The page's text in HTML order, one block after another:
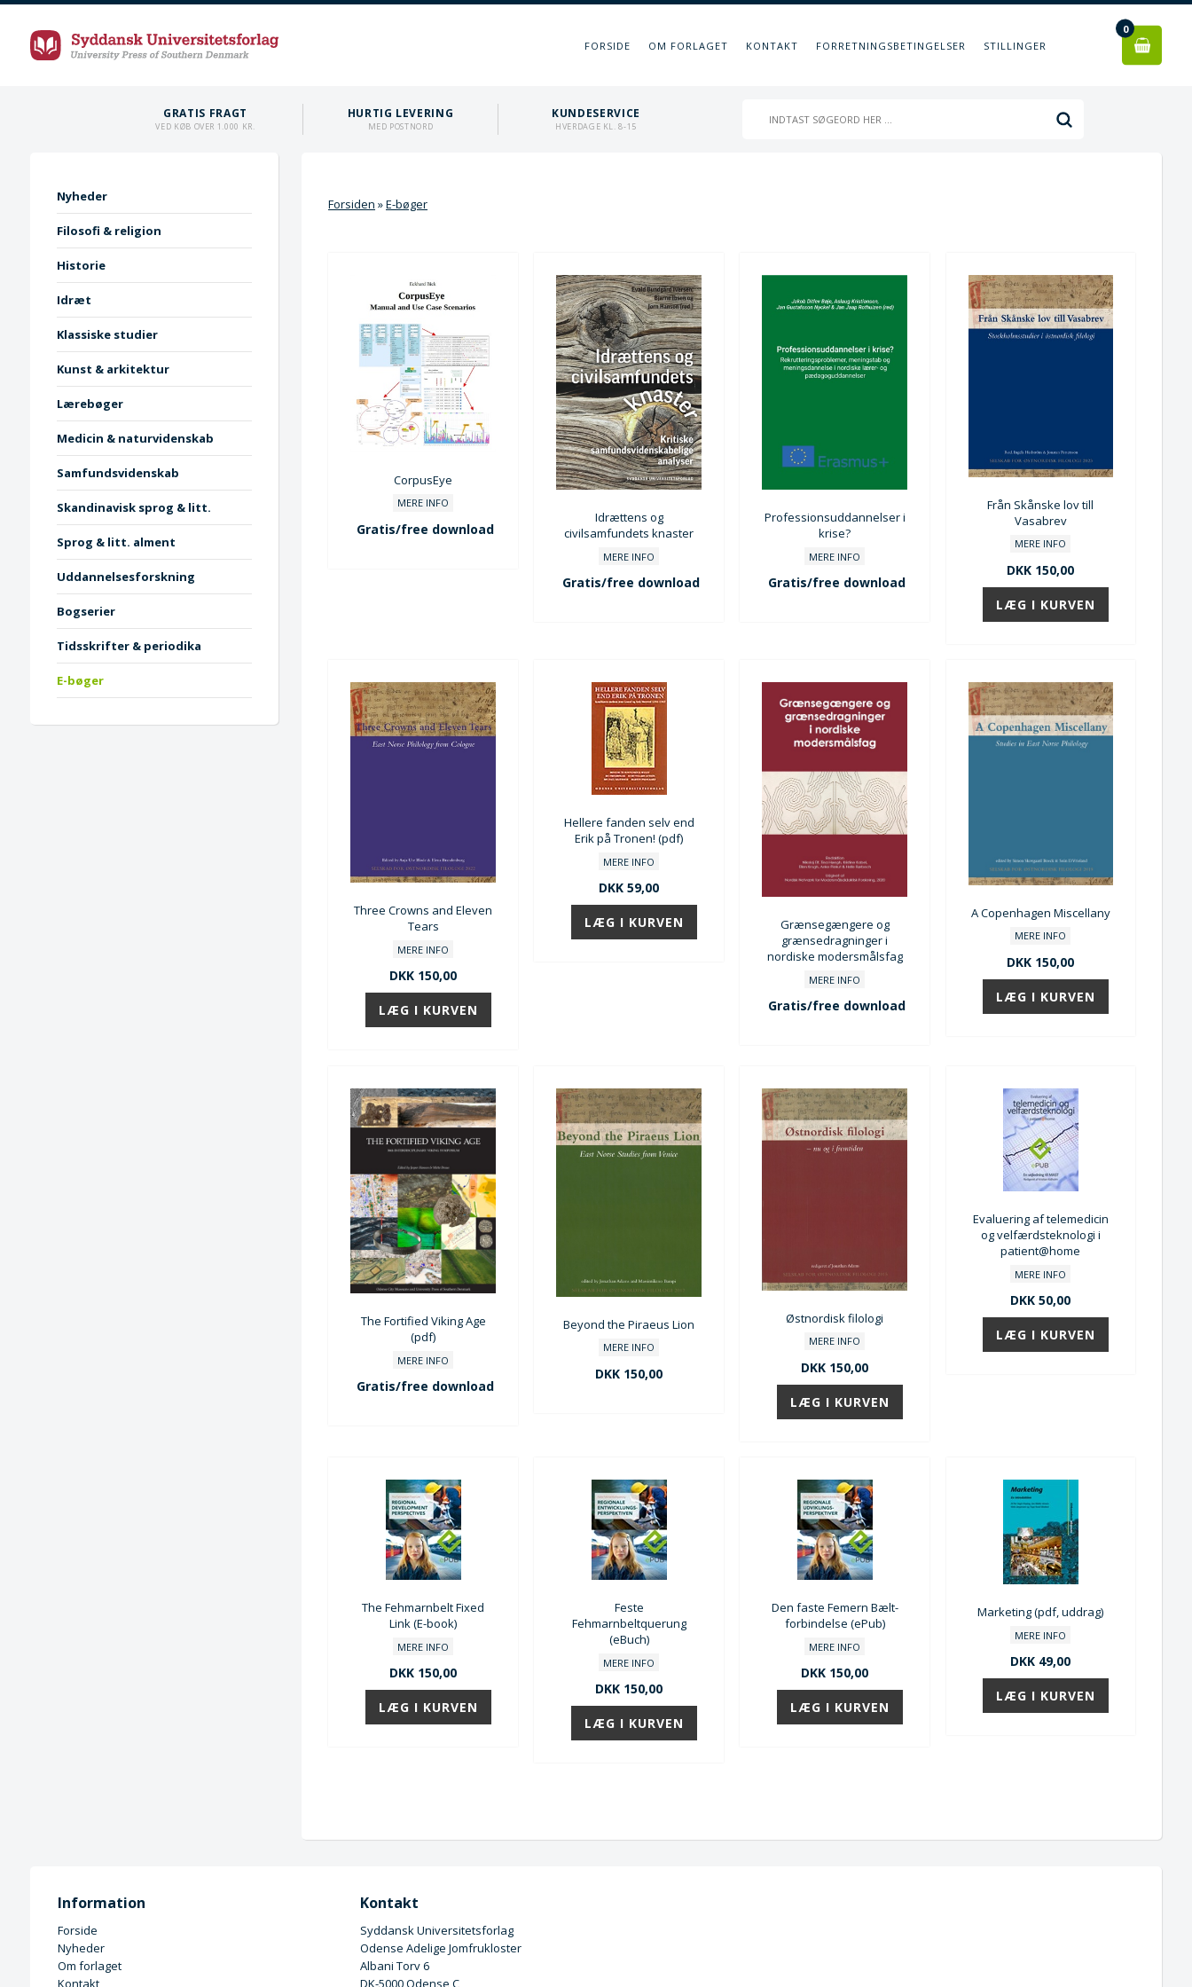
FORSIDE OM FORLAGET KONTAKT FORRETNINGSBETINGELSER STILLINGER
0
GRATIS FRAGT
VED KØB OVER 1.000 KR.
HURTIG LEVERING
MED POSTNORD
KUNDESERVICE
HVERDAGE KL. 8-15
Nyheder
Filosofi & religion
Historie
Idræt
Klassiske studier
Kunst & arkitektur
Lærebøger
Medicin & naturvidenskab
Samfundsvidenskab
Skandinavisk sprog & litt.
Sprog & litt. alment
Uddannelsesforskning
Bogserier
Tidsskrifter & periodika
E-bøger
Forsiden »E-bøger
CorpusEye
MERE INFO
Gratis/free download
Idrættens og
civilsamfundets knaster
MERE INFO
Gratis/free download
Professionsuddannelser i
krise?
MERE INFO
Gratis/free download
Från Skånske lov till
Vasabrev
MERE INFO
DKK 150,00
Three Crowns and Eleven
Tears
MERE INFO
DKK 150,00
Hellere fanden selv end
Erik på Tronen! (pdf)
MERE INFO
DKK 59,00
Grænsegængere og
grænsedragninger i
nordiske modersmålsfag
MERE INFO
Gratis/free download
A Copenhagen Miscellany
MERE INFO
DKK 150,00
The Fortified Viking Age
(pdf)
MERE INFO
Gratis/free download
Beyond the Piraeus Lion
MERE INFO
DKK 150,00
Østnordisk filologi
MERE INFO
DKK 150,00
Evaluering af telemedicin
og velfærdsteknologi i
patient@home
MERE INFO
DKK 50,00
The Fehmarnbelt Fixed
Link (E-book)
MERE INFO
DKK 150,00
Feste
Fehmarnbeltquerung
(eBuch)
MERE INFO
DKK 150,00
Den faste Femern Bælt-
forbindelse (ePub)
MERE INFO
DKK 150,00
Marketing (pdf, uddrag)
MERE INFO
DKK 49,00
Information
Forside
Nyheder
Om forlaget
Kontakt
Kontakt
Syddansk Universitetsforlag
Odense Adelige Jomfrukloster
Albani Torv 6
DK-5000 Odense C